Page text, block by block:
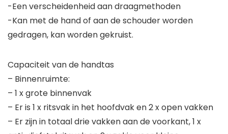
-Een verscheidenheid aan draagmethoden
-Kan met de hand of aan de schouder worden
gedragen, kan worden gekruist.
Capaciteit van de handtas
– Binnenruimte:
– 1 x grote binnenvak
– Er is 1 x ritsvak in het hoofdvak en 2 x open vakken
– Er zijn in totaal drie vakken aan de voorkant, 1 x